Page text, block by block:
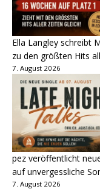
Ella Langley schreibt
zu den größten Hits
7. August 2026
pez veröffentlicht
auf unvergessliche
7. August 2026